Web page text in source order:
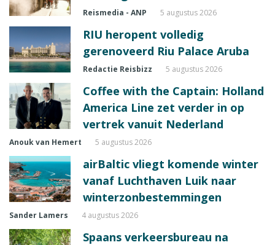
Reismedia - ANP 5 augustus 2026
RIU heropent volledig
gerenoveerd Riu Palace Aruba
Redactie Reisbizz 5 augustus 2026
Coffee with the Captain: Holland
America Line zet verder in op
vertrek vanuit Nederland
Anouk van Hemert 5 augustus 2026
airBaltic vliegt komende winter
vanaf Luchthaven Luik naar
winterzonbestemmingen
Sander Lamers 4 augustus 2026
Spaans verkeersbureau na